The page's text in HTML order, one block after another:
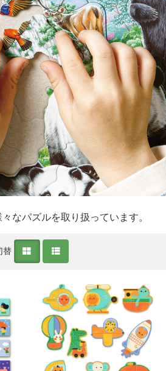
なパズルを取り扱っています。
替